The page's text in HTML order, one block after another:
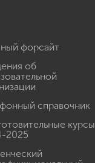
форсайт
об
справочник
курсы
2025